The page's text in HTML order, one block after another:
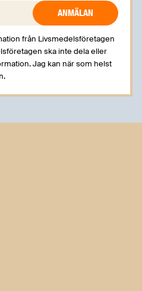
från Livsmedelsföretagen
ska inte dela eller
Jag kan när som helst